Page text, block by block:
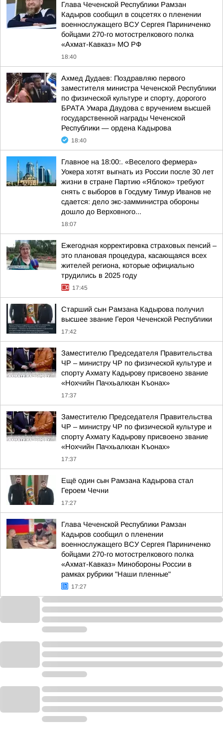
Глава Чеченской Республики Рамзан
Кадыров сообщил в соцсетях о пленении
военнослужащего ВСУ Сергея Париниченко
бойцами 270-го мотострелкового полка
«Ахмат-Кавказ» МО РФ
18:40
Ахмед Дудаев: Поздравляю первого
заместителя министра Чеченской Республики
по физической культуре и спорту, дорогого
БРАТА Умара Даудова с вручением высшей
государственной награды Чеченской
Республики — ордена Кадырова
18:40
Главное на 18:00:. «Веселого фермера»
Уокера хотят выгнать из России после 30 лет
жизни в стране Партию «Яблоко» требуют
снять с выборов в Госдуму Тимур Иванов не
сдается: дело экс-замминистра обороны
дошло до Верховного...
18:07
Ежегодная корректировка страховых пенсий –
это плановая процедура, касающаяся всех
жителей региона, которые официально
трудились в 2025 году
17:45
Старший сын Рамзана Кадырова получил
высшее звание Героя Чеченской Республики
17:42
Заместителю Председателя Правительства
ЧР – министру ЧР по физической культуре и
спорту Ахмату Кадырову присвоено звание
«Нохчийн Пачхьалкхан Къонах»
17:37
Заместителю Председателя Правительства
ЧР – министру ЧР по физической культуре и
спорту Ахмату Кадырову присвоено звание
«Нохчийн Пачхьалкхан Къонах»
17:37
Ещё один сын Рамзана Кадырова стал
Героем Чечни
17:27
Глава Чеченской Республики Рамзан
Кадыров сообщил о пленении
военнослужащего ВСУ Сергея Париниченко
бойцами 270-го мотострелкового полка
«Ахмат-Кавказ» Минобороны России в
рамках рубрики "Наши пленные"
17:27